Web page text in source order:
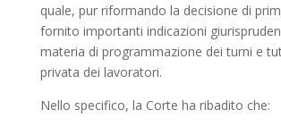
quale, pur riformando la decisione di
fornito importanti indicazioni
materia di programmazione dei turni e
privata dei lavoratori.
Nello specifico, la Corte ha ribadito che: